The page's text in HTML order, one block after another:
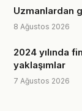
Uzmanlardan
8 Ağustos 2026
2024 yılında
yaklaşımlar
7 Ağustos 2026